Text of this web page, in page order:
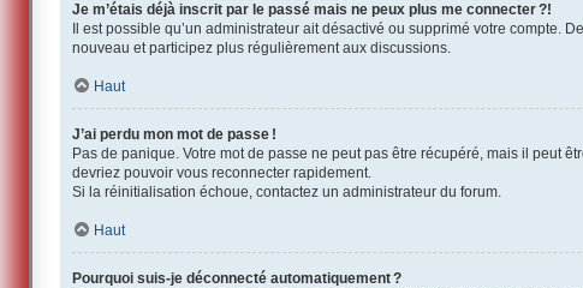
Je m’étais déjà inscrit par le passé mais ne peux plus me connecter ?!
Il est possible qu’un administrateur ait désactivé ou supprimé votre
nouveau et participez plus régulièrement aux discussions.
Haut
J’ai perdu mon mot de passe !
Pas de panique. Votre mot de passe ne peut pas être récupéré, mais il peut
devriez pouvoir vous reconnecter rapidement.
Si la réinitialisation échoue, contactez un administrateur du forum.
Haut
Pourquoi suis-je déconnecté automatiquement ?